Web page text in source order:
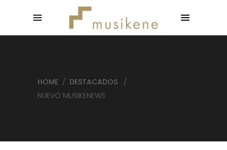
HOME / DESTACADOS
/
NUEVO MUSIKENEWS